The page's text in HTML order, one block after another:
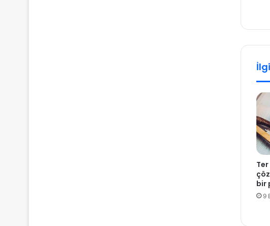
i
s
l
e
e
a
z
ı
r
l
ı
k
l
bir
9